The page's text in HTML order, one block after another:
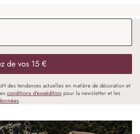
de vos 15 €
des tendances actuelles en matière de décoration et
conditions d'expédition pour la newsletter et les
.